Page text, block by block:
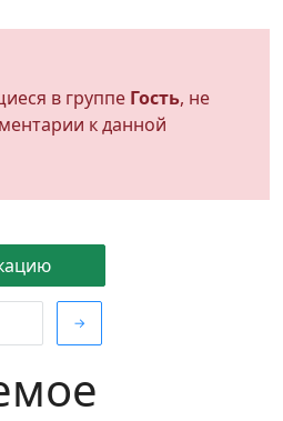
→
в группе Гость, не
к данной